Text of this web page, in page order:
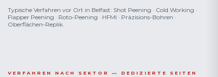
Typische Verfahren vor Ort in Belfast: Shot Peening · Cold Working ·
Flapper Peening · Roto-Peening · HFMI · Präzisions-Bohren ·
Oberflächen-Replik.
VERFAHREN NACH SEKTOR — DEDIZIERTE SEITEN